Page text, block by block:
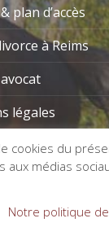
plan d’accès
à Reims
légales
cookies du
médias
Notre politique